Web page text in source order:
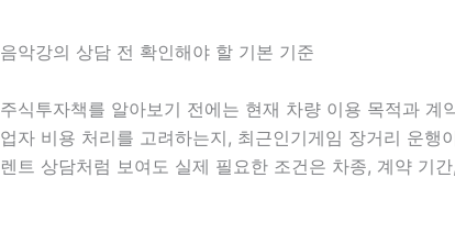
음악강의 상담 전 확인해야 할 기본 기준
주식투자책를 알아보기 전에는 현재 차량 이용 목적과
업자 비용 처리를 고려하는지, 최근인기게임 장거리 운
렌트 상담처럼 보여도 실제 필요한 조건은 차종, 계약 기